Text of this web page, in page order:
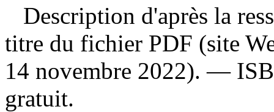
Description d'après la
titre du fichier PDF (site
14 novembre 2022). —
gratuit.